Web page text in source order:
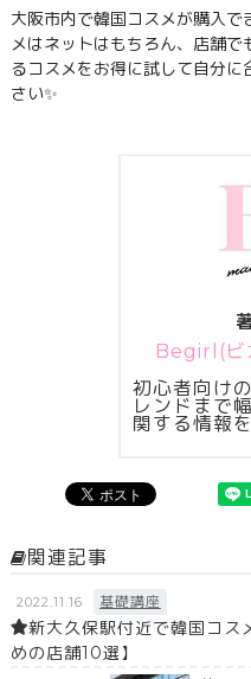
大阪市内で韓国コスメが購入
メはネットはもちろん、店舗
るコスメをお得に試して自分
さい✨
Begirl(ビ
初心者向け
レンドまで
関する情報
関連記事
2022.11.16 基礎講座
新大久保駅付近で韓国コス
めの店舗10選】